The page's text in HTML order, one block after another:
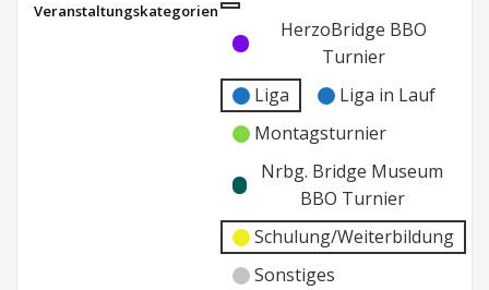
Veranstaltungskategorien
Kategorie
ohne
Titel
Kategorie
Titel
HerzoBridge BBO
Turnier
Liga
Liga in Lauf
Montagsturnier
Nrbg. Bridge Museum
BBO Turnier
Schulung/Weiterbildung
Sonstiges